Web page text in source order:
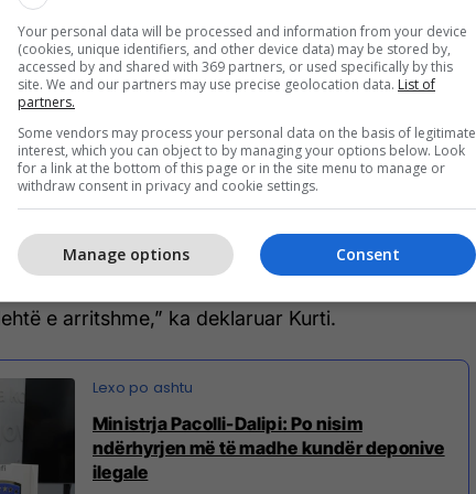
ambientin dhe shëndetin, por edhe të shtrojë
nuk rri më duarkryq, por është prijëse e
Kurti.
se sektori i menaxhimit të mbeturinave përbën
ndjeshme të sistemit institucional në vend dhe
menjëhershme dhe të koordinuar.
mund të konsiderohet pika më neuragjike e
në vendin tonë. Mbledhja e trajtimi i
harmoni dhe ekuilibër shoqëror e institucional,
e arritshme,” ka deklaruar Kurti.
Ministrja Pacolli-Dalipi: Po nisim
ndërhyrjen më të madhe kundër deponive
ilegale
Your personal data will be processed and information from your device
(cookies, unique identifiers, and other device data) may be stored by,
accessed by and shared with 369 partners, or used specifically by this
site. We and our partners may use precise geolocation data. List of
partners.
Some vendors may process your personal data on the basis of legitimate
interest, which you can object to by managing your options below. Look
for a link at the bottom of this page or in the site menu to manage or
withdraw consent in privacy and cookie settings.
Consent
Manage options